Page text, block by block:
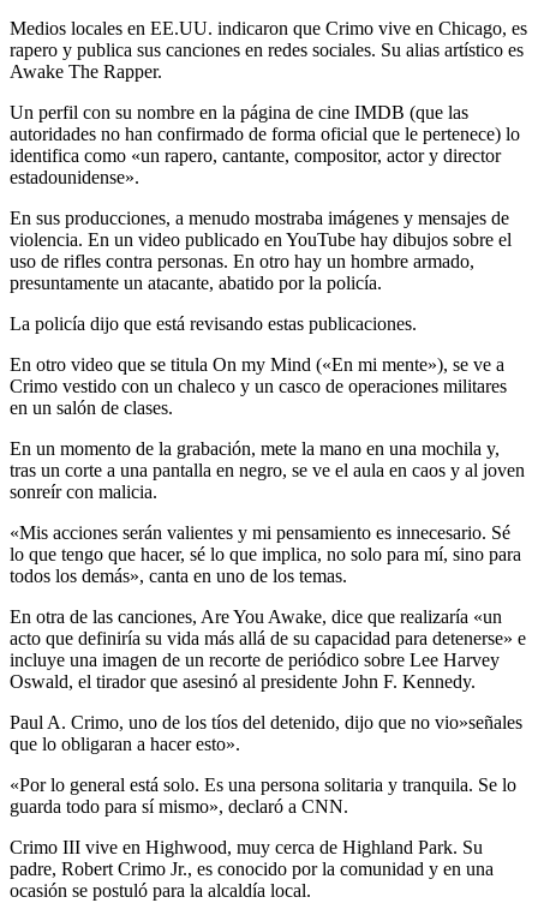
Medios locales en EE.UU. indicaron que Crimo vive en Chicago, es
rapero y publica sus canciones en redes sociales. Su alias artístico es
Awake The Rapper.
Un perfil con su nombre en la página de cine IMDB (que las
autoridades no han confirmado de forma oficial que le pertenece) lo
identifica como «un rapero, cantante, compositor, actor y director
estadounidense».
En sus producciones, a menudo mostraba imágenes y mensajes de
violencia. En un video publicado en YouTube hay dibujos sobre el
uso de rifles contra personas. En otro hay un hombre armado,
presuntamente un atacante, abatido por la policía.
La policía dijo que está revisando estas publicaciones.
En otro video que se titula On my Mind («En mi mente»), se ve a
Crimo vestido con un chaleco y un casco de operaciones militares
en un salón de clases.
En un momento de la grabación, mete la mano en una mochila y,
tras un corte a una pantalla en negro, se ve el aula en caos y al joven
sonreír con malicia.
«Mis acciones serán valientes y mi pensamiento es innecesario. Sé
lo que tengo que hacer, sé lo que implica, no solo para mí, sino para
todos los demás», canta en uno de los temas.
En otra de las canciones, Are You Awake, dice que realizaría «un
acto que definiría su vida más allá de su capacidad para detenerse» e
incluye una imagen de un recorte de periódico sobre Lee Harvey
Oswald, el tirador que asesinó al presidente John F. Kennedy.
Paul A. Crimo, uno de los tíos del detenido, dijo que no vio»señales
que lo obligaran a hacer esto».
«Por lo general está solo. Es una persona solitaria y tranquila. Se lo
guarda todo para sí mismo», declaró a CNN.
Crimo III vive en Highwood, muy cerca de Highland Park. Su
padre, Robert Crimo Jr., es conocido por la comunidad y en una
ocasión se postuló para la alcaldía local.